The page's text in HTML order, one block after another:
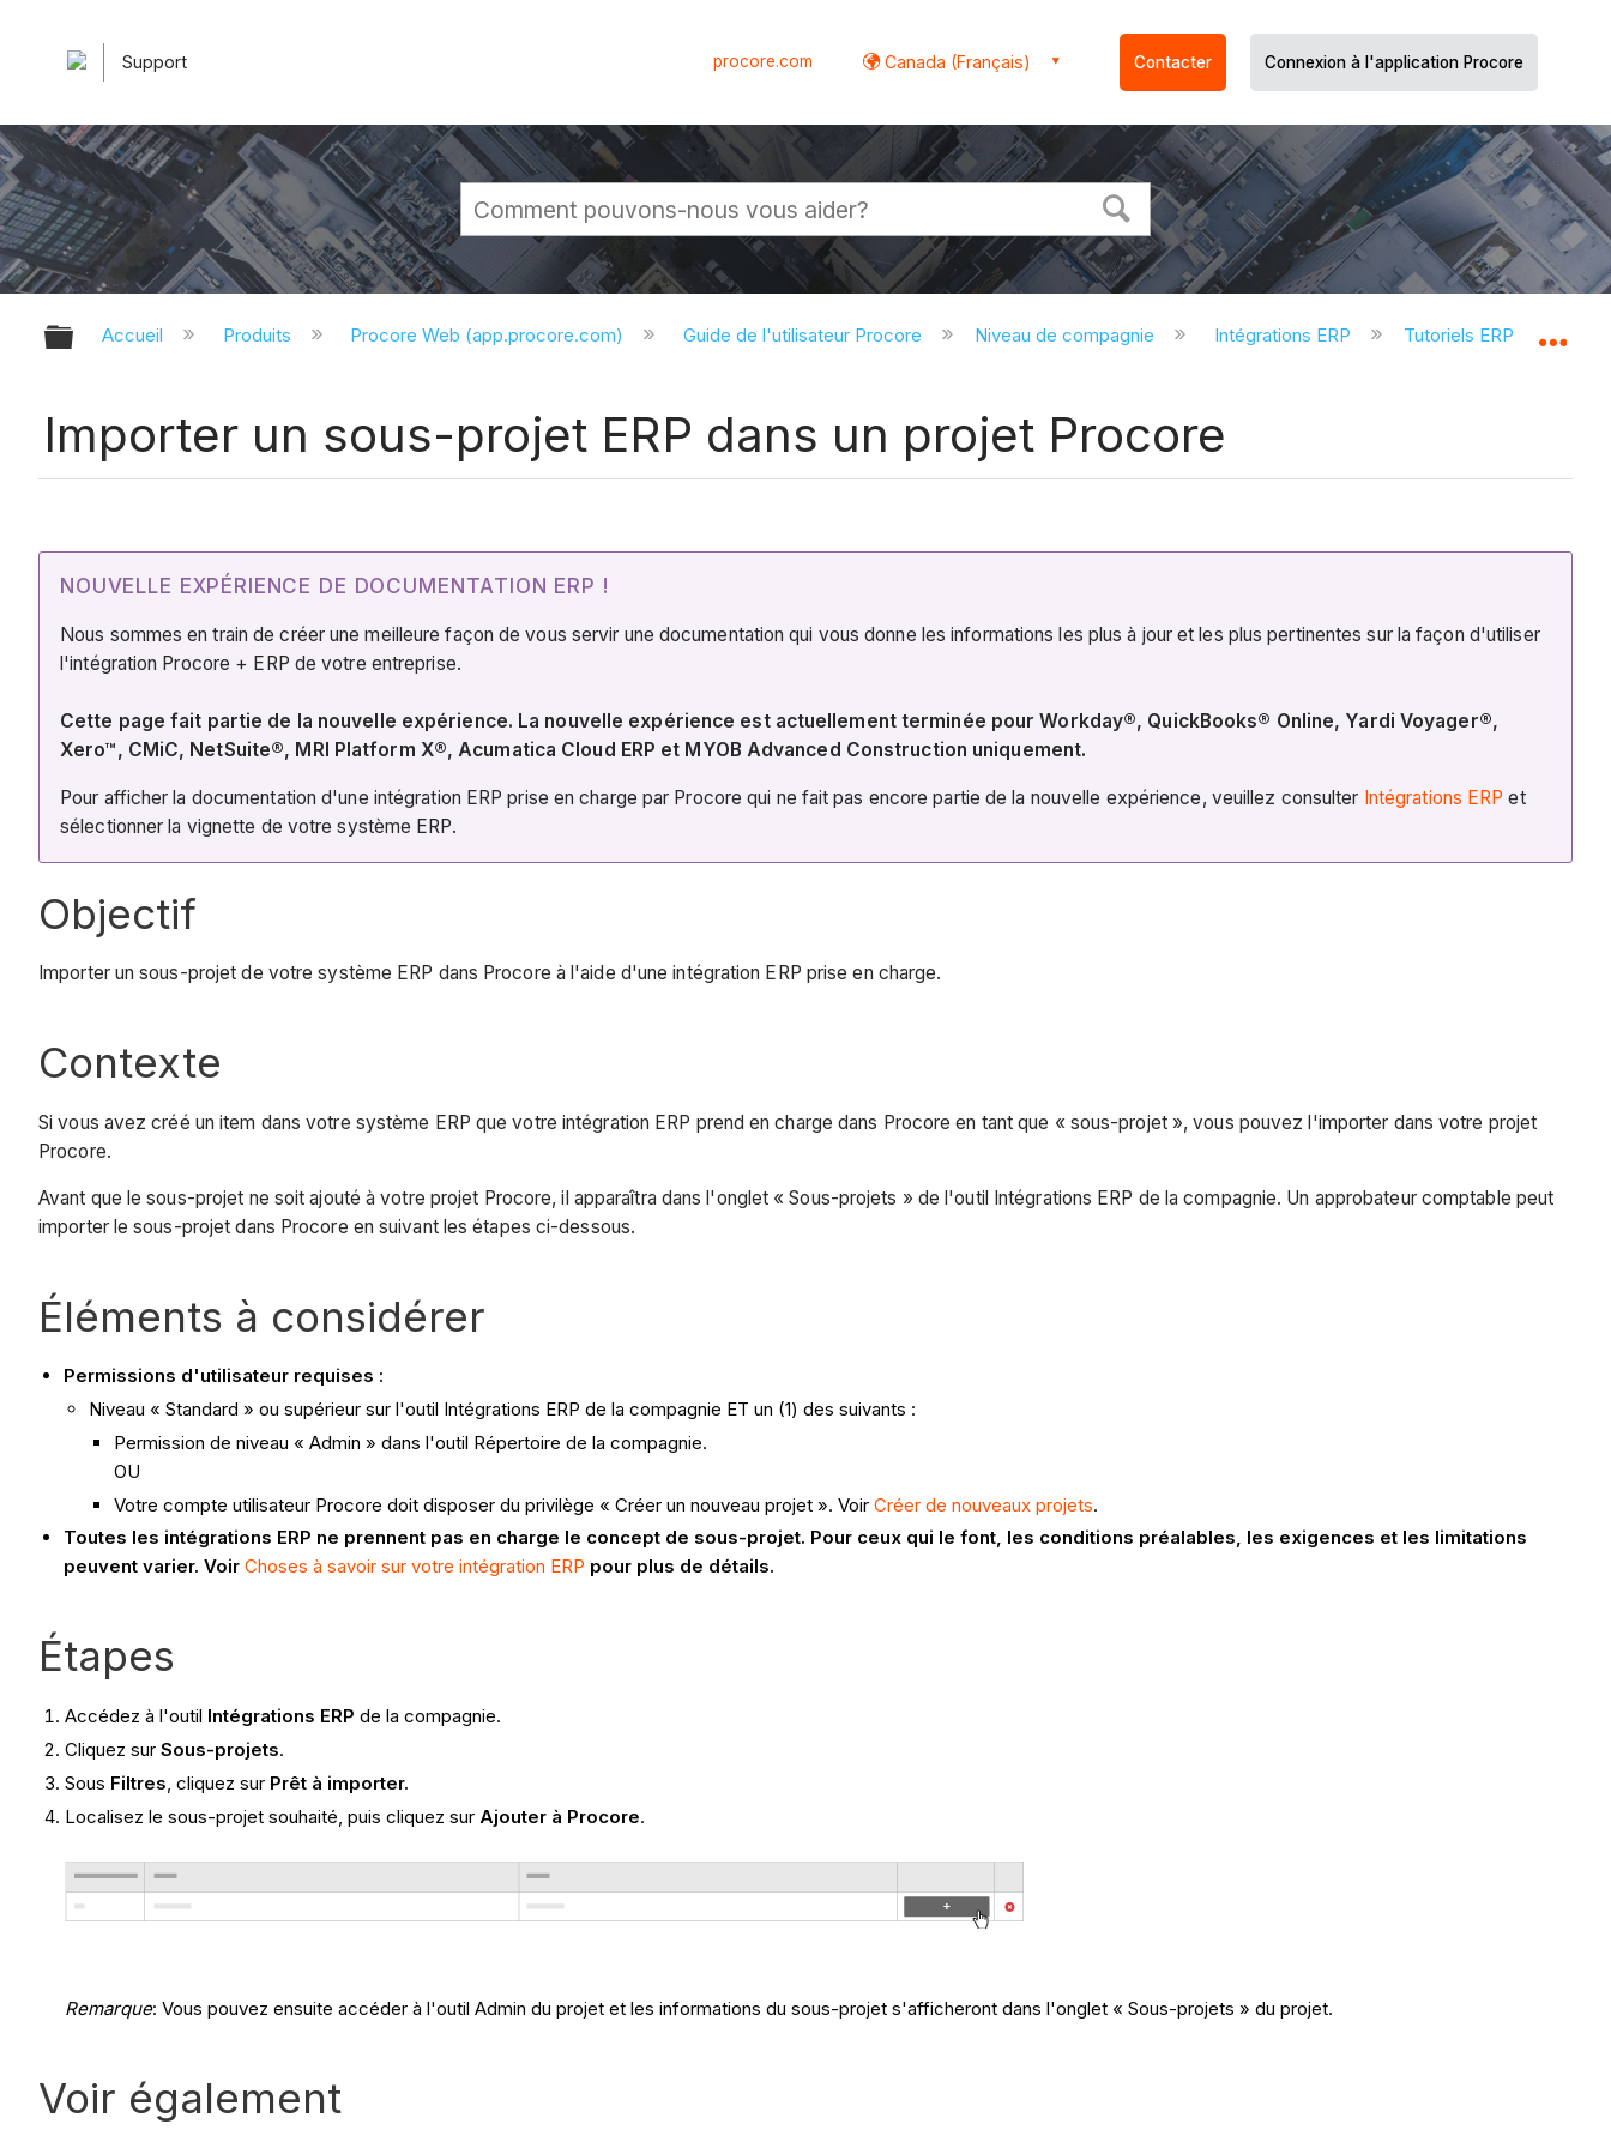
Support procore.com Canada (Français) Contacter Connexion à l'application Procore
Développer/réduire la hiérarchie globale
Accueil Produits Procore Web (app.procore.com) Guide de l'utilisateur Procore Niveau de compagnie Intégrations ERP Tutoriels ERP
Importer un sous-projet ERP dans un projet Procore
NOUVELLE EXPÉRIENCE DE DOCUMENTATION ERP !
Nous sommes en train de créer une meilleure façon de vous servir une documentation qui vous donne les informations les plus à jour et les plus pertinentes sur la façon d'utiliser
l'intégration Procore + ERP de votre entreprise.
Cette page fait partie de la nouvelle expérience. La nouvelle expérience est actuellement terminée pour Workday®, QuickBooks® Online, Yardi Voyager®,
Xero™, CMiC, NetSuite®, MRI Platform X®, Acumatica Cloud ERP et MYOB Advanced Construction uniquement.
Pour afficher la documentation d'une intégration ERP prise en charge par Procore qui ne fait pas encore partie de la nouvelle expérience, veuillez consulter Intégrations ERP et
sélectionner la vignette de votre système ERP.
​Objectif​
Importer un sous-projet de votre système ERP dans Procore à l'aide d'une intégration ERP prise en charge.
Contexte
Si vous avez créé un item dans votre système ERP que votre intégration ERP prend en charge dans Procore en tant que « sous-projet », vous pouvez l'importer dans votre projet
Procore.
Avant que le sous-projet ne soit ajouté à votre projet Procore, il apparaîtra dans l'onglet « Sous-projets » de l'outil Intégrations ERP de la compagnie. Un approbateur comptable peut
importer le sous-projet dans Procore en suivant les étapes ci-dessous.
Éléments à considérer
Permissions d'utilisateur requises :
Niveau « Standard » ou supérieur sur l'outil Intégrations ERP de la compagnie ET un (1) des suivants :
Permission de niveau « Admin » dans l'outil Répertoire de la compagnie.
OU
Votre compte utilisateur Procore doit disposer du privilège « Créer un nouveau projet ». Voir Créer de nouveaux projets.
Toutes les intégrations ERP ne prennent pas en charge le concept de sous-projet. Pour ceux qui le font, les conditions préalables, les exigences et les limitations
peuvent varier. Voir Choses à savoir sur votre intégration ERP pour plus de détails.
Étapes
Accédez à l'outil Intégrations ERP de la compagnie.
Cliquez surSous-projets.
Sous Filtres, cliquez sur Prêt à importer.
Localisez le sous-projet souhaité, puis cliquez sur Ajouter à Procore.
Remarque: Vous pouvez ensuite accéder à l'outil Admin du projet et les informations du sous-projet s'afficheront dans l'onglet « Sous-projets » du projet.
Voir également